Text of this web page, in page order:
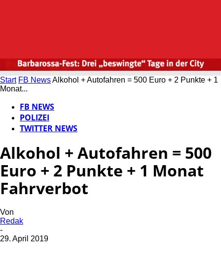
Start FB NewsAlkohol + Autofahren = 500 Euro + 2 Punkte + 1
Monat...
FB NEWS
POLIZEI
TWITTER NEWS
Alkohol + Autofahren = 500
Euro + 2 Punkte + 1 Monat
Fahrverbot
Von
Redak
-
29. April 2019